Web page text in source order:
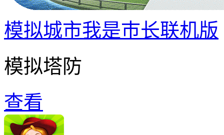
模拟城市我是巿长联机版
模拟塔防
查看